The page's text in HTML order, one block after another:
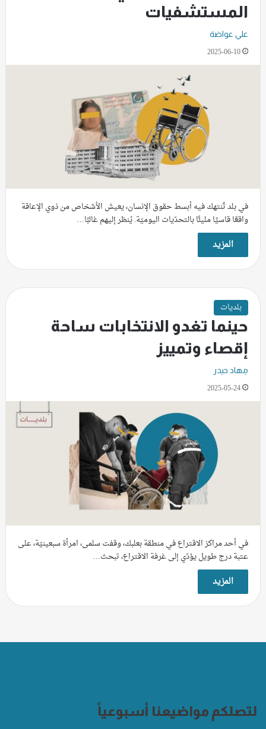
المستشفيات
علي عواضة
2025-06-10
في بلد تُنتهك فيه أبسط حقوق الإنسان، يعيش الأشخاص من ذوي الإعاقة
واقعًا قاسيًا مليئًا بالتحدّيات اليوميّة. يُنظر إليهم غالبًا…
المزيد
بلديات
حينما تغدو الانتخابات ساحة
إقصاء وتمييز
مِهاد حيدر
2025-05-24
في أحد مراكز الاقتراع في منطقة بعلبك، وقفت سلمى، امرأة سبعينيّة، على
عتبة درج طويل يؤدّي إلى غرفة الاقتراع، تبحث…
المزيد
لتصلكم مواضيعنا أسبوعياً